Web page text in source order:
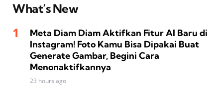
What’s New
Meta Diam Diam Aktifkan Fitur AI Baru di
Instagram! Foto Kamu Bisa Dipakai Buat
Generate Gambar, Begini Cara
Menonaktifkannya
23 hours ago